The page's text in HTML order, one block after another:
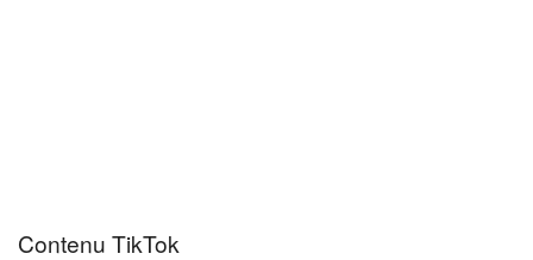
Contenu TikTok